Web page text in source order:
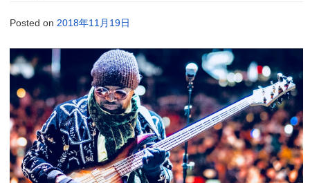
Posted on2018年11月19日